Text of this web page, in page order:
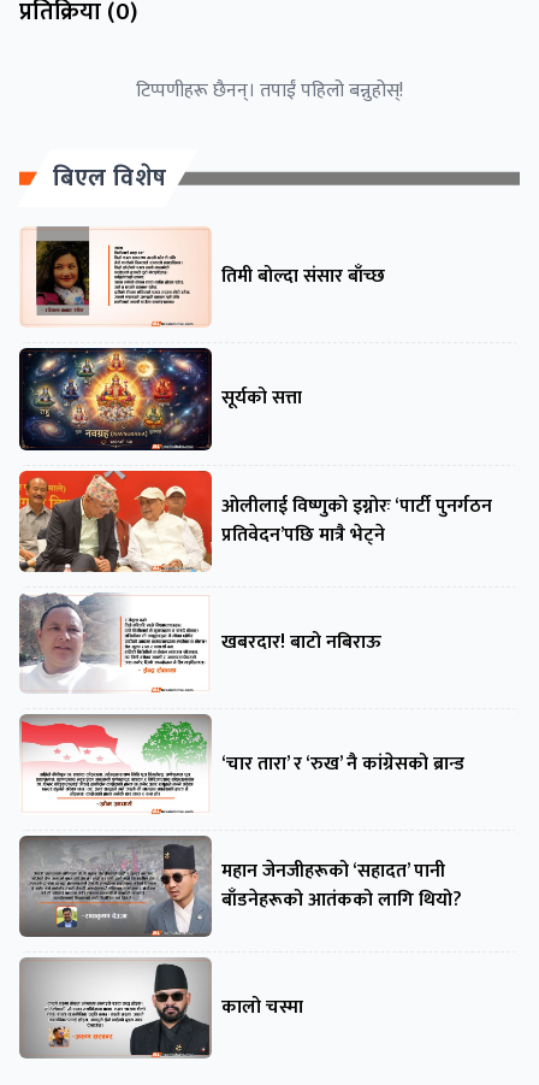
प्रतिक्रिया (0)
टिप्पणीहरू छैनन्। तपाईं पहिलो बन्नुहोस्!
बिएल विशेष
तिमी बोल्दा संसार बाँच्छ
सूर्यको सत्ता
ओलीलाई विष्णुको इग्नोरः ‘पार्टी पुनर्गठन
प्रतिवेदन’पछि मात्रै भेट्ने
खबरदार! बाटो नबिराऊ
‘चार तारा’ र ‘रुख’ नै कांग्रेसको ब्रान्ड
महान जेनजीहरूको ‘सहादत’ पानी
बाँडनेहरूको आतंकको लागि थियो?
कालो चस्मा